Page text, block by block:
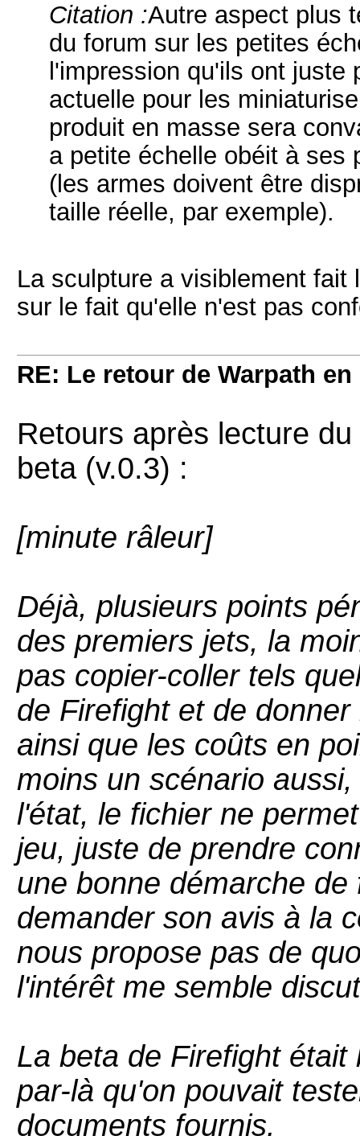
Citation :Autre aspect plus
du forum sur les petites
l'impression qu'ils ont
actuelle pour les
produit en masse sera
a petite échelle obéit à ses
(les armes doivent être
taille réelle, par exemple).
La sculpture a visiblement
sur le fait qu'elle n'est pas
RE: Le retour de Warpath en
Retours après lecture
beta (v.0.3) :
[minute râleur]
Déjà, plusieurs points
des premiers jets, la
pas copier-coller tels
de Firefight et de
ainsi que les coûts en
moins un scénario
l'état, le fichier ne
jeu, juste de prendre
une bonne démarche
demander son avis à la
nous propose pas de
l'intérêt me semble
La beta de Firefight
par-là qu'on pouvait
documents fournis.